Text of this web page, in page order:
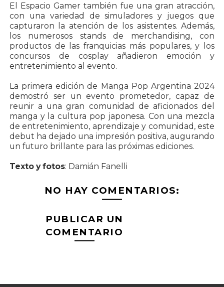
El Espacio Gamer también fue una gran atracción,
con una variedad de simuladores y juegos que
capturaron la atención de los asistentes. Además,
los numerosos stands de merchandising, con
productos de las franquicias más populares, y los
concursos de cosplay añadieron emoción y
entretenimiento al evento.
La primera edición de Manga Pop Argentina 2024
demostró ser un evento prometedor, capaz de
reunir a una gran comunidad de aficionados del
manga y la cultura pop japonesa. Con una mezcla
de entretenimiento, aprendizaje y comunidad, este
debut ha dejado una impresión positiva, augurando
un futuro brillante para las próximas ediciones.
Texto y fotos: Damián Fanelli
NO HAY COMENTARIOS:
PUBLICAR UN
COMENTARIO